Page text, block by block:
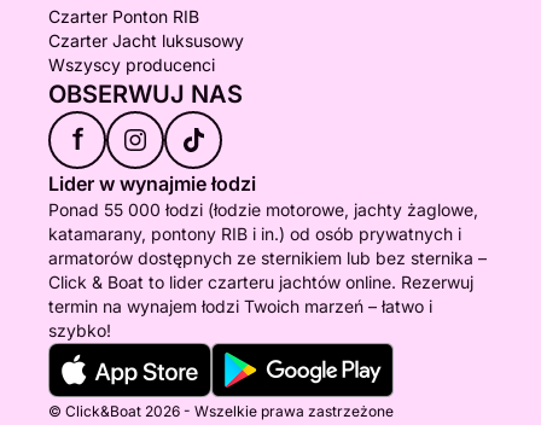
Czarter Ponton RIB
Czarter Jacht luksusowy
Wszyscy producenci
OBSERWUJ NAS
f
Lider w wynajmie łodzi
Ponad 55 000 łodzi (łodzie motorowe, jachty żaglowe,
katamarany, pontony RIB i in.) od osób prywatnych i
armatorów dostępnych ze sternikiem lub bez sternika –
Click & Boat to lider czarteru jachtów online. Rezerwuj
termin na wynajem łodzi Twoich marzeń – łatwo i
szybko!
© Click&Boat 2026 - Wszelkie prawa zastrzeżone